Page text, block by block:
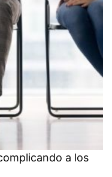
a los